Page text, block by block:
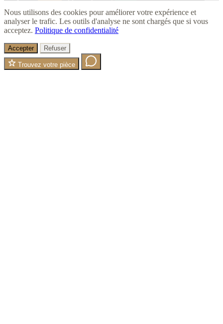
Nous utilisons des cookies pour améliorer votre expérience et
analyser le trafic. Les outils d'analyse ne sont chargés que si vous
acceptez. Politique de confidentialité
Accepter Refuser
Trouvez votre pièce